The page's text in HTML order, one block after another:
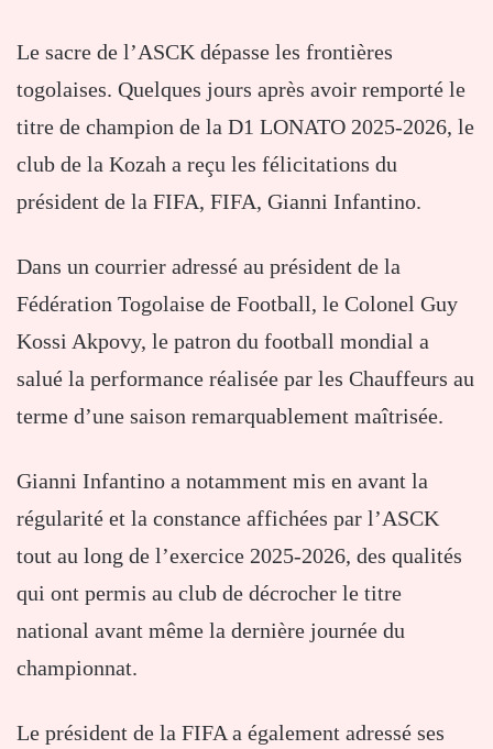
Le sacre de l’ASCK dépasse les frontières
togolaises. Quelques jours après avoir remporté le
titre de champion de la D1 LONATO 2025-2026, le
club de la Kozah a reçu les félicitations du
président de la FIFA, FIFA, Gianni Infantino.
Dans un courrier adressé au président de la
Fédération Togolaise de Football, le Colonel Guy
Kossi Akpovy, le patron du football mondial a
salué la performance réalisée par les Chauffeurs au
terme d’une saison remarquablement maîtrisée.
Gianni Infantino a notamment mis en avant la
régularité et la constance affichées par l’ASCK
tout au long de l’exercice 2025-2026, des qualités
qui ont permis au club de décrocher le titre
national avant même la dernière journée du
championnat.
Le président de la FIFA a également adressé ses